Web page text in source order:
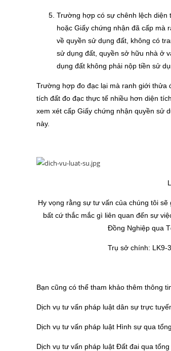
Trường hợp có sự chênh lệch diện
hoặc Giấy chứng nhận đã cấp mà
về quyền sử dụng đất, không có
sử dụng đất, quyền sở hữu nhà ở
dụng đất không phải nộp tiền sử
Trường hợp đo đạc lại mà ranh giới thửa
tích đất đo đạc thực tế nhiều hơn diện
xem xét cấp Giấy chứng nhận quyền sử
này.
Hy vọng rằng sự tư vấn của chúng tôi
bất cứ thắc mắc gì liên quan đến sự
Đồng Nghiệp qua
Trụ sở chính: LK9-
Bạn cũng có thể tham khảo thêm thông
Dịch vụ tư vấn pháp luật dân sự trực
Dịch vụ tư vấn pháp luật Hình sự qua
Dịch vụ tư vấn pháp luật Đất đai qua